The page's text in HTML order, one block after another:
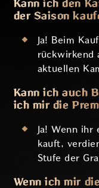
Kann ich den
der Saison
Ja! Beim
rückwirkend
aktuellen
Kann ich auch
ich mir die
Ja! Wenn
kauft,
Stufe der
Wenn ich mir